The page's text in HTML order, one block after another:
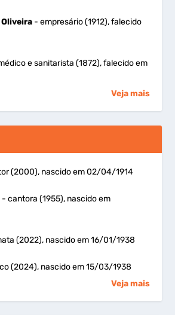
- empresário (1912), falecido
e sanitarista (1872), falecido em
Veja mais
(2000), nascido em 02/04/1914
- cantora (1955), nascido em
(2022), nascido em 16/01/1938
(2024), nascido em 15/03/1938
Veja mais